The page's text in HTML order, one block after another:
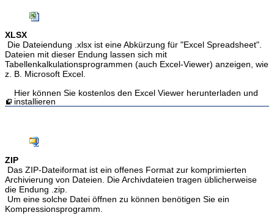
XLSX
Die Dateiendung .xlsx ist eine Abkürzung für "Excel Spreadsheet".
Dateien mit dieser Endung lassen sich mit
Tabellenkalkulationsprogrammen (auch Excel-Viewer) anzeigen, wie
z. B. Microsoft Excel.
Hier können Sie kostenlos den Excel Viewer herunterladen und
installieren
ZIP
Das ZIP-Dateiformat ist ein offenes Format zur komprimierten
Archivierung von Dateien. Die Archivdateien tragen üblicherweise
die Endung .zip.
Um eine solche Datei öffnen zu können benötigen Sie ein
Kompressionsprogramm.